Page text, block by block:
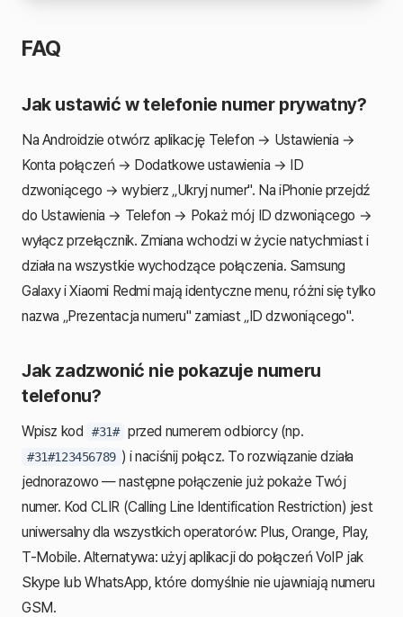
FAQ
Jak ustawić w telefonie numer prywatny?
Na Androidzie otwórz aplikację Telefon → Ustawienia →
Konta połączeń → Dodatkowe ustawienia → ID
dzwoniącego → wybierz „Ukryj numer". Na iPhonie przejdź
do Ustawienia → Telefon → Pokaż mój ID dzwoniącego →
wyłącz przełącznik. Zmiana wchodzi w życie natychmiast i
działa na wszystkie wychodzące połączenia. Samsung
Galaxy i Xiaomi Redmi mają identyczne menu, różni się tylko
nazwa „Prezentacja numeru" zamiast „ID dzwoniącego".
Jak zadzwonić nie pokazuje numeru
telefonu?
Wpisz kod #31# przed numerem odbiorcy (np.
#31#123456789 ) i naciśnij połącz. To rozwiązanie działa
jednorazowo — następne połączenie już pokaże Twój
numer. Kod CLIR (Calling Line Identification Restriction) jest
uniwersalny dla wszystkich operatorów: Plus, Orange, Play,
T-Mobile. Alternatywa: użyj aplikacji do połączeń VoIP jak
Skype lub WhatsApp, które domyślnie nie ujawniają numeru
GSM.